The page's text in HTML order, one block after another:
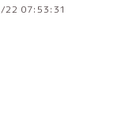
22 07:53:31